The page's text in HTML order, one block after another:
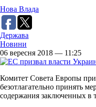
Нова Влада
Держава
Новини
06 вересня 2018 — 11:25
Комитет Совета Европы
безотлагательно принять
содержания заключенных в